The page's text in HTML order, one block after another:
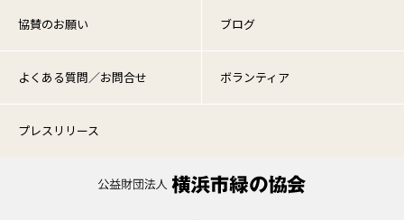
協賛のお願い ブログ
よくある質問／お問合せ ボランティア
プレスリリース